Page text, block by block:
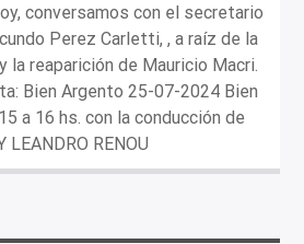
conversamos con el secretario
Perez Carletti, , a raíz de la
la reaparición de Mauricio Macri.
Bien Argento 25-07-2024 Bien
a 16 hs. con la conducción de
LEANDRO RENOU